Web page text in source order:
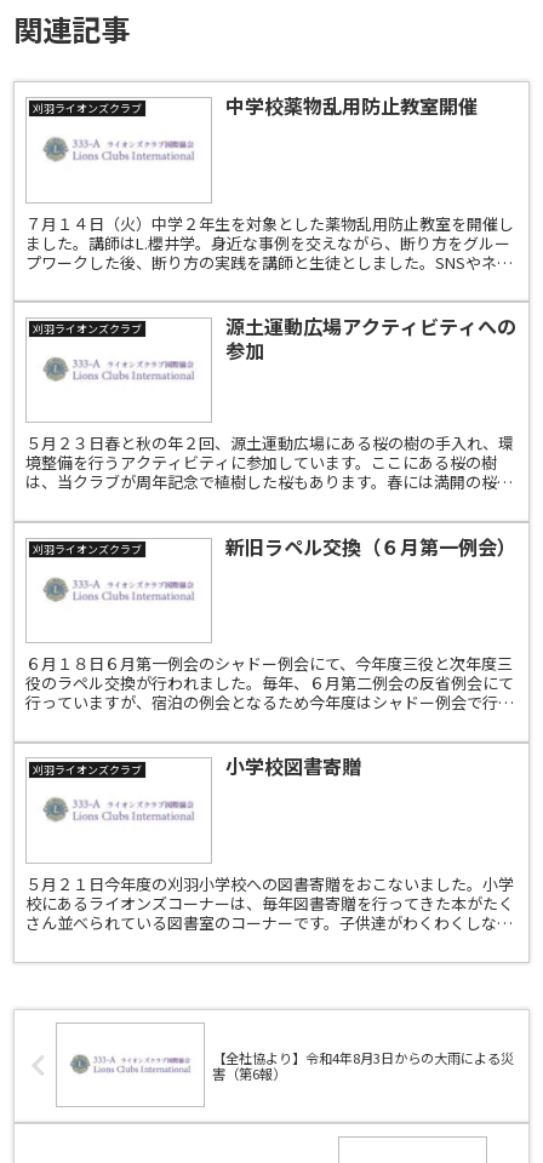
関連記事
刈羽ライオンズクラブ 中学校薬物乱用防止教室開催
７月１４日（火）中学２年生を対象とした薬物乱用防止教室を開催し
ました。講師はL.櫻井学。身近な事例を交えながら、断り方をグルー
プワークした後、断り方の実践を講師と生徒としました。SNSやネッ
刈羽ライオンズクラブ
源土運動広場アクティビティへの
参加
５月２３日春と秋の年２回、源土運動広場にある桜の樹の手入れ、環
境整備を行うアクティビティに参加しています。ここにある桜の樹
は、当クラブが周年記念で植樹した桜もあります。春には満開の桜の
刈羽ライオンズクラブ 新旧ラペル交換（６月第一例会）
６月１８日６月第一例会のシャドー例会にて、今年度三役と次年度三
役のラペル交換が行われました。毎年、６月第二例会の反省例会にて
行っていますが、宿泊の例会となるため今年度はシャドー例会で行い
刈羽ライオンズクラブ 小学校図書寄贈
５月２１日今年度の刈羽小学校への図書寄贈をおこないました。小学
校にあるライオンズコーナーは、毎年図書寄贈を行ってきた本がたく
さん並べられている図書室のコーナーです。子供達がわくわくしなが
【全社協より】令和4年8月3日からの大雨による災
害（第6報）